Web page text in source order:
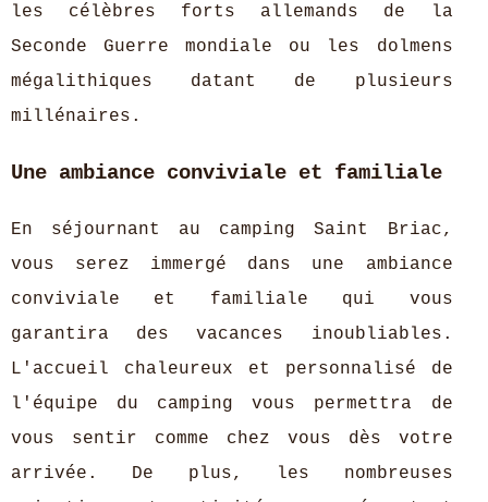
les célèbres forts allemands de la
Seconde Guerre mondiale ou les dolmens
mégalithiques datant de plusieurs
millénaires.
Une ambiance conviviale et familiale
En séjournant au camping Saint Briac,
vous serez immergé dans une ambiance
conviviale et familiale qui vous
garantira des vacances inoubliables.
L'accueil chaleureux et personnalisé de
l'équipe du camping vous permettra de
vous sentir comme chez vous dès votre
arrivée. De plus, les nombreuses